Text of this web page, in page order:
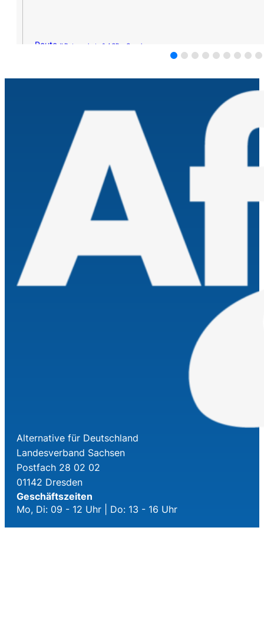
Route »Datenschutz & AGB – Google
Alternative für Deutschland
Landesverband Sachsen
Postfach 28 02 02
01142 Dresden
Geschäftszeiten
Mo, Di: 09 - 12 Uhr | Do: 13 - 16 Uhr